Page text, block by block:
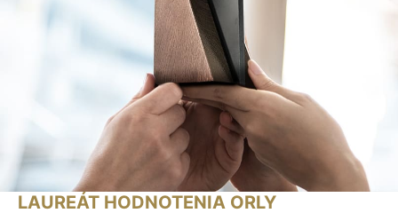
LAUREÁT HODNOTENIA ORLY